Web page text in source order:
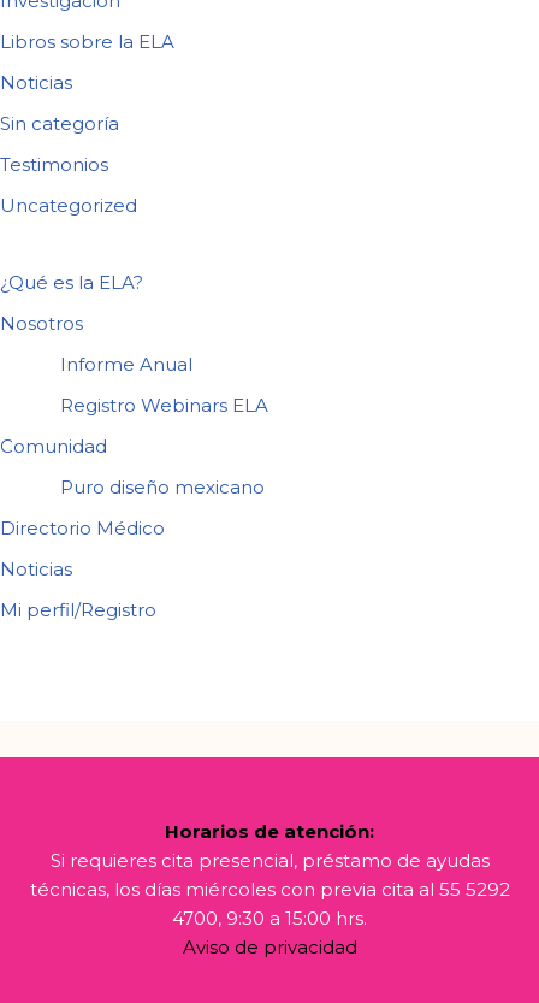
Libros sobre la ELA
Noticias
Sin categoría
Testimonios
Uncategorized
¿Qué es la ELA?
Nosotros
Informe Anual
Registro Webinars ELA
Comunidad
Puro diseño mexicano
Directorio Médico
Noticias
Mi perfil/Registro
Horarios de atención:
Si requieres cita presencial, préstamo de ayudas
técnicas, los días miércoles con previa cita al 55 5292
4700, 9:30 a 15:00 hrs.
Aviso de privacidad